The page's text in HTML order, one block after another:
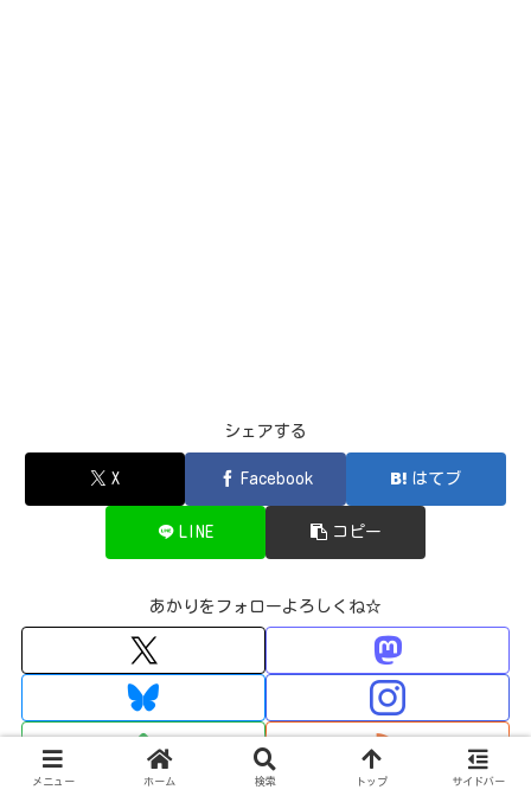
シェアする
X Facebook はてブ
LINE コピー
あかりをフォローよろしくね☆
0
メニュー ホーム 検索 トップ サイドバー